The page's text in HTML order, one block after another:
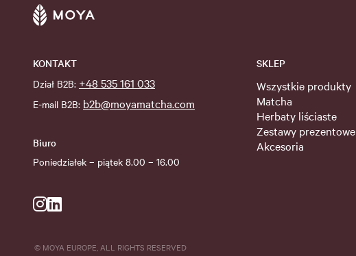
KONTAKT
Dział B2B: +48 535 161 033
E-mail B2B: b2b@moyamatcha.com
Biuro
Poniedziałek – piątek 8.00 – 16.00
SKLEP
Wszystkie produkty
Matcha
Herbaty liściaste
Zestawy prezentowe
Akcesoria
© MOYA EUROPE, ALL RIGHTS RESERVED